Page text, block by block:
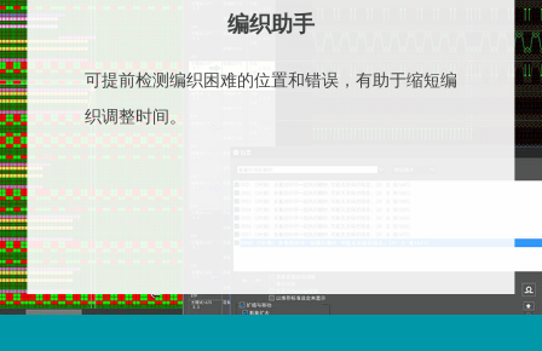
编织助手
可提前检测编织困难的位置和错误，有助于缩短编
织调整时间。